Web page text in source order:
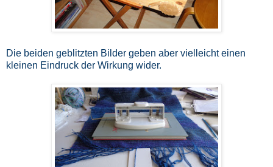
Die beiden geblitzten Bilder geben aber vielleicht einen
kleinen Eindruck der Wirkung wider.